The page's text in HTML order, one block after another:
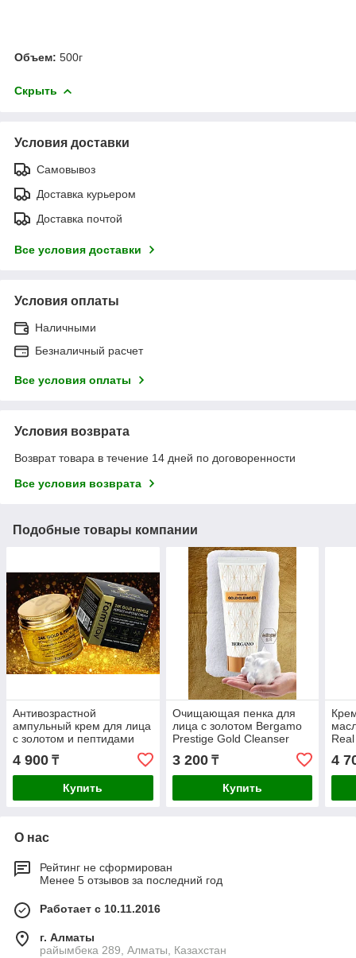
Объем: 500г
Скрыть
Условия доставки
Самовывоз
Доставка курьером
Доставка почтой
Все условия доставки
Условия оплаты
Наличными
Безналичный расчет
Все условия оплаты
Условия возврата
Возврат товара в течение 14 дней по договоренности
Все условия возврата
Подобные товары компании
Антивозрастной
ампульный крем для лица
с золотом и пептидами
FarmStay 24K Gold &
Peptide Perfect Ampoule
Cream
4 900 ₸
Купить
Очищающая пенка для
лица с золотом Bergamo
Prestige Gold Cleanser
3 200₸
Купить
4
О нас
Рейтинг не сформирован
Менее 5 отзывов за последний год
Работает с 10.11.2016
г. Алматы
райымбека 289, Алматы, Казахстан